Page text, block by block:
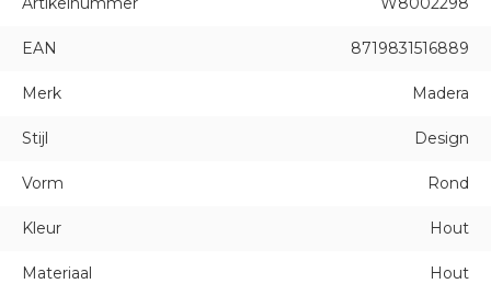
EAN 8719831516889
Merk Madera
Stijl Design
Vorm Rond
Kleur Hout
Materiaal Hout